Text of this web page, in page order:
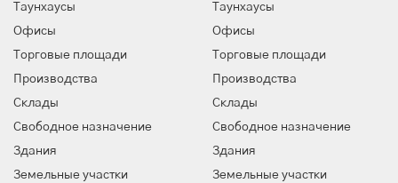
Таунхаусы
Офисы
Торговые площади
Производства
Склады
Свободное назначение
Здания
Земельные участки
Таунхаусы
Офисы
Торговые площади
Производства
Склады
Свободное назначение
Здания
Земельные участки